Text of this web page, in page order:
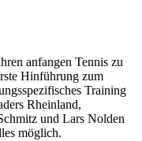
anfangen Tennis zu
Hinführung zum
Training
Rheinland,
und Lars Nolden
möglich.